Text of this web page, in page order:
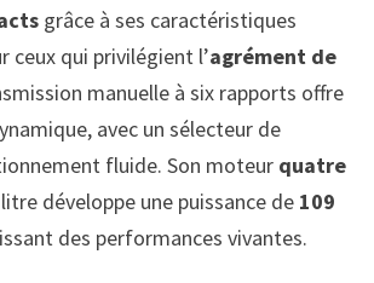
grâce à ses caractéristiques
ceux qui privilégient l’agrément de
manuelle à six rapports offre
avec un sélecteur de
fluide. Son moteur quatre
développe une puissance de 109
des performances vivantes.